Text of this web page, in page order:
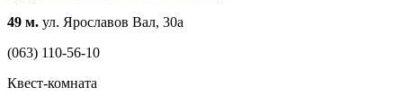
49 м. ул. Ярославов Вал, 30а
(063) 110-56-10
Квест-комната